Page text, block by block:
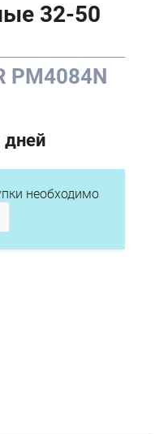
32-50
PM4084N
дней
необходимо